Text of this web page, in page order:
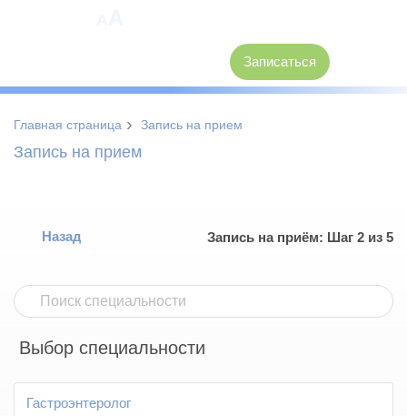
Записаться
Главная страница › Запись на прием
Запись на прием
Назад Запись на приём: Шаг 2 из 5
Выбор специальности
Гастроэнтеролог